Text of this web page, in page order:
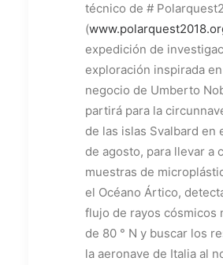
técnico de #
(
expedición de
exploración inspirada
negocio de Umberto
partirá para la
de las islas Svalbard en
de agosto, para llevar a
muestras de
el Océano Ártico,
flujo de rayos cósmicos
de 80 ° N y buscar los
la aeronave de Italia al